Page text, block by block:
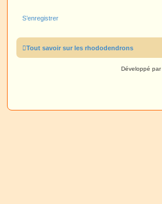
S’enregistrer
Tout savoir sur les rhododendrons
Développé par